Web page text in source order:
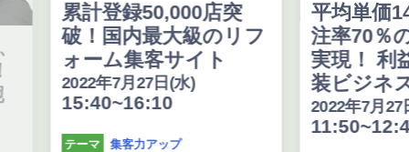
累計登録50,000店突
破！国内最大級のリフ
ォーム集客サイト
2022年7月27日(水)
15:40~16:10
テーマ 集客力アップ
平均単価140
注率70％の
実現！ 利益
装ビジネス
2022年7月27日(
11:50~12:40